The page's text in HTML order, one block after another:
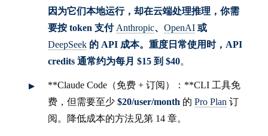
因为它们本地运行，却在云端处理推理，你需
要按 token 支付 Anthropic、 OpenAI 或
DeepSeek 的 API 成本。重度日常使用时，API
credits 通常约为每月 $15 到 $40。
**Claude Code（免费 + 订阅）：**CLI 工具免
费，但需要至少 $20/user/month 的 Pro Plan 订
阅。降低成本的方法见第 14 章。